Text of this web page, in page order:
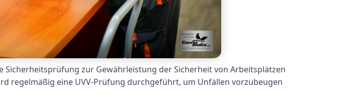
zur Gewährleistung der Sicherheit von Arbeitsplätzen
regelmäßig eine UVV-Prüfung durchgeführt, um Unfällen vorzubeugen